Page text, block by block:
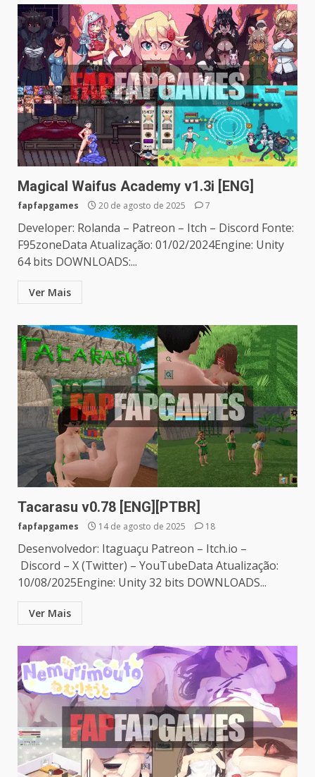
Magical Waifus Academy v1.3i [ENG]
fapfapgames 20 de agosto de 2025 7
Developer: Rolanda – Patreon – Itch – Discord Fonte:
F95zoneData Atualização: 01/02/2024Engine: Unity
64 bits DOWNLOADS:...
Ver Mais
Tacarasu v0.78 [ENG][PTBR]
fapfapgames 14 de agosto de 2025 18
Desenvolvedor: Itaguaçu Patreon – Itch.io –
Discord – X (Twitter) – YouTubeData Atualização:
10/08/2025Engine: Unity 32 bits DOWNLOADS...
Ver Mais